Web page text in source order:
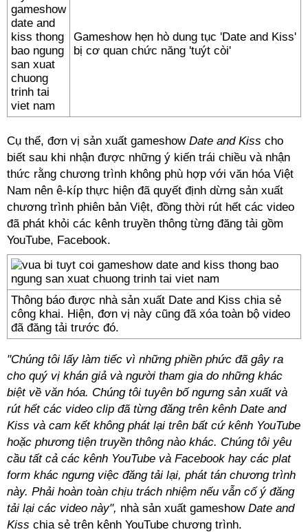
Gameshow hẹn hò dung tục 'Date and Kiss'
bị cơ quan chức năng 'tuýt còi'
Cụ thể, đơn vị sản xuất gameshow Date and Kiss cho
biết sau khi nhận được những ý kiến trái chiều và nhận
thức rằng chương trình không phù hợp với văn hóa Việt
Nam nên ê-kíp thực hiện đã quyết định dừng sản xuất
chương trình phiên bản Việt, đồng thời rút hết các video
đã phát khỏi các kênh truyền thông từng đăng tải gồm
YouTube, Facebook.
Thông báo được nhà sản xuất Date and Kiss chia sẻ
công khai. Hiện, đơn vị này cũng đã xóa toàn bộ video
đã đăng tải trước đó.
"Chúng tôi lấy làm tiếc vì những phiền phức đã gây ra
cho quý vị khán giả và người tham gia do những khác
biệt về văn hóa. Chúng tôi tuyên bố ngưng sản xuất và
rút hết các video clip đã từng đăng trên kênh Date and
Kiss và cam kết không phát lại trên bất cứ kênh YouTube
hoặc phương tiện truyền thông nào khác. Chúng tôi yêu
cầu tất cả các kênh YouTube và Facebook hay các plat
form khác ngưng việc đăng tải lại, phát tán chương trình
này. Phải hoàn toàn chịu trách nhiệm nếu vẫn cố ý đăng
tải lại các video này", nhà sản xuất gameshow Date and
Kiss chia sẻ trên kênh YouTube chương trình.